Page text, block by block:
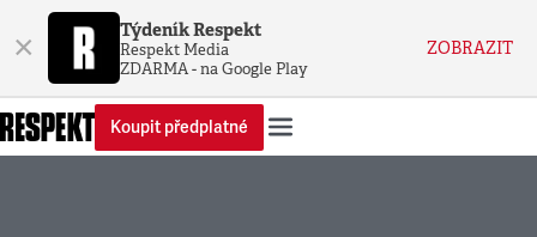
× Týdeník Respekt
Respekt Media
ZDARMA - na Google Play
ZOBRAZIT
Koupit předplatné